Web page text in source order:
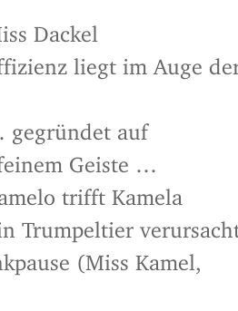
Dackel
liegt im Auge
gegründet auf
Geiste …
trifft Kamela
Trumpeltier
(Miss Kamel,